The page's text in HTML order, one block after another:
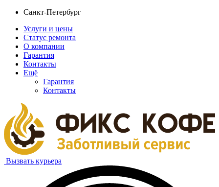
Санкт-Петербург
Услуги и цены
Статус ремонта
О компании
Гарантия
Контакты
Ещё
Гарантия
Контакты
Вызвать курьера